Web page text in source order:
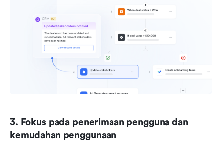
3. Fokus pada penerimaan pengguna dan
kemudahan penggunaan